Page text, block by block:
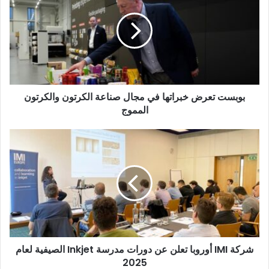
المموج
بوبست تعرض خبراتها في مجال صناعة الكرتون والكرتون
المموج
شركة
أوروبا
تعلن
عن
دورات
مدرسة
Inkjet
الصيفية
لعام
شركة IMI أوروبا تعلن عن دورات مدرسة Inkjet الصيفية لعام
2025